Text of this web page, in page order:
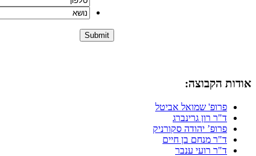
אודות הקבוצה:
פרופ' שמואל אביטל
ד"ר רון גרינברג
פרופ’ יהודה סקורניק
ד"ר מנחם בן חיים
ד"ר רועי ענבר